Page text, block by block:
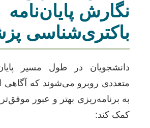
نگارش پایان‌نامه
باکتری‌شناسی
دانشجویان در طول مسیر
متعددی روبرو می‌شوند که آگاهی
به برنامه‌ریزی بهتر و عبور
کمک کند: